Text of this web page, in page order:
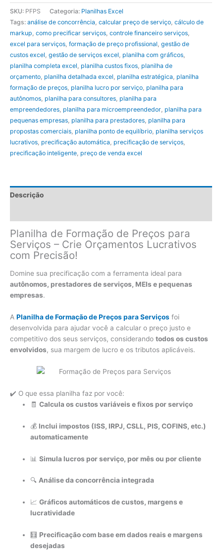
de
Preços
para
Serviços
quantidade
SKU: PFPS Categoria: Planilhas Excel
Tags: análise de concorrência, calcular preço de serviço, cálculo de
markup, como precificar serviços, controle financeiro serviços,
excel para serviços, formação de preço profissional, gestão de
custos excel, gestão de serviços excel, planilha com gráficos,
planilha completa excel, planilha custos fixos, planilha de
orçamento, planilha detalhada excel, planilha estratégica, planilha
formação de preços, planilha lucro por serviço, planilha para
autônomos, planilha para consultores, planilha para
empreendedores, planilha para microempreendedor, planilha para
pequenas empresas, planilha para prestadores, planilha para
propostas comerciais, planilha ponto de equilíbrio, planilha serviços
lucrativos, precificação automática, precificação de serviços,
precificação inteligente, preço de venda excel
Descrição
Planilha de Formação de Preços para
Serviços – Crie Orçamentos Lucrativos
com Precisão!
Domine sua precificação com a ferramenta ideal para
autônomos, prestadores de serviços, MEIs e pequenas
empresas.
A Planilha de Formação de Preços para Serviços foi
desenvolvida para ajudar você a calcular o preço justo e
competitivo dos seus serviços, considerando todos os custos
envolvidos, sua margem de lucro e os tributos aplicáveis.
✔️ O que essa planilha faz por você:
🧾Calcula os custos variáveis e fixos por serviço
💰 Inclui impostos (ISS, IRPJ, CSLL, PIS, COFINS, etc.)
automaticamente
📊Simula lucros por serviço, por mês ou por cliente
🔍Análise da concorrência integrada
📈Gráficos automáticos de custos, margens e
lucratividade
🧮 Precificação com base em dados reais e margens
desejadas